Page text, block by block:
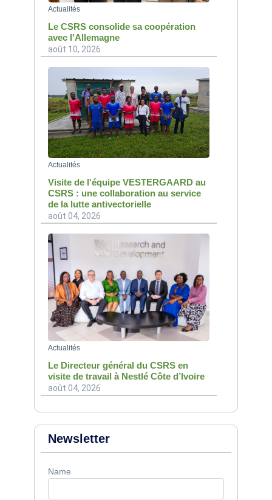
Actualités
Le CSRS consolide sa coopération
avec l'Allemagne
août 10, 2026
Actualités
Visite de l'équipe VESTERGAARD au
CSRS : une collaboration au service
de la lutte antivectorielle
août 04, 2026
Actualités
Le Directeur général du CSRS en
visite de travail à Nestlé Côte d’Ivoire
août 04, 2026
Newsletter
Name